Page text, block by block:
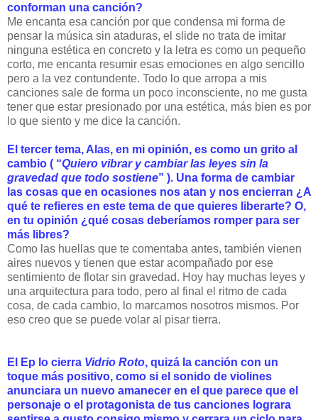
conforman una canción?
Me encanta esa canción por que condensa mi forma de
pensar la música sin ataduras, el slide no trata de imitar
ninguna estética en concreto y la letra es como un pequeño
corto, me encanta resumir esas emociones en algo sencillo
pero a la vez contundente. Todo lo que arropa a mis
canciones sale de forma un poco inconsciente, no me gusta
tener que estar presionado por una estética, más bien es por
lo que siento y me dice la canción.
El tercer tema, Alas, en mi opinión, es como un grito al
cambio ( “Quiero vibrar y cambiar las leyes sin la
gravedad que todo sostiene” ). Una forma de cambiar
las cosas que en ocasiones nos atan y nos encierran ¿A
qué te refieres en este tema de que quieres liberarte? O,
en tu opinión ¿qué cosas deberíamos romper para ser
más libres?
Como las huellas que te comentaba antes, también vienen
aires nuevos y tienen que estar acompañado por ese
sentimiento de flotar sin gravedad. Hoy hay muchas leyes y
una arquitectura para todo, pero al final el ritmo de cada
cosa, de cada cambio, lo marcamos nosotros mismos. Por
eso creo que se puede volar al pisar tierra.
El Ep lo cierra Vidrio Roto, quizá la canción con un
toque más positivo, como si el sonido de violines
anunciara un nuevo amanecer en el que parece que el
personaje o el protagonista de tus canciones lograra